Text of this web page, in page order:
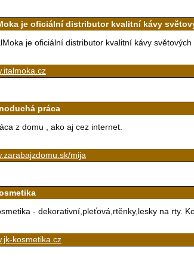
je oficiální distributor kvalitní kávy
je oficiální distributor kvalitní kávy
práca
z domu , ako aj cez internet.
mija
- dekorativní,pleťová,rtěnky,lesky na rty.
kosmetika.cz